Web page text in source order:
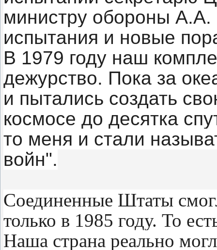
министру обороны
испытания и новые
В 1979 году наш
дежурство. Пока за
и пытались создать
космосе до десятка
то меня и стали
войн".
Соединенные Штаты
только в 1985 году. То
Наша страна реально